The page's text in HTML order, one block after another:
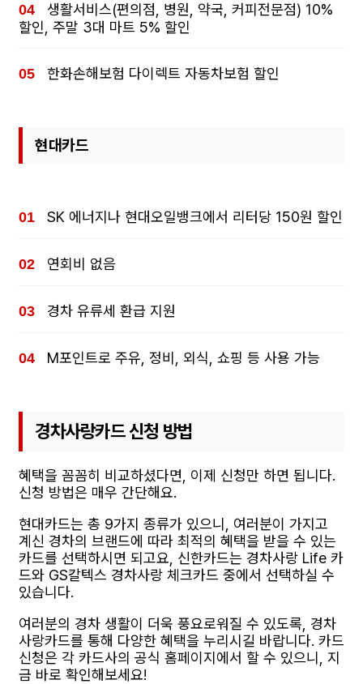
생활서비스(편의점, 병원, 약국, 커피전문점) 10%
할인, 주말 3대 마트 5% 할인
한화손해보험 다이렉트 자동차보험 할인
현대카드
SK 에너지나 현대오일뱅크에서 리터당 150원 할인
연회비 없음
경차 유류세 환급 지원
M포인트로 주유, 정비, 외식, 쇼핑 등 사용 가능
경차사랑카드 신청 방법
혜택을 꼼꼼히 비교하셨다면, 이제 신청만 하면 됩니다.
신청 방법은 매우 간단해요.
현대카드는 총 9가지 종류가 있으니, 여러분이 가지고
계신 경차의 브랜드에 따라 최적의 혜택을 받을 수 있는
카드를 선택하시면 되고요, 신한카드는 경차사랑 Life 카
드와 GS칼텍스 경차사랑 체크카드 중에서 선택하실 수
있습니다.
여러분의 경차 생활이 더욱 풍요로워질 수 있도록, 경차
사랑카드를 통해 다양한 혜택을 누리시길 바랍니다. 카드
신청은 각 카드사의 공식 홈페이지에서 할 수 있으니, 지
금 바로 확인해보세요!